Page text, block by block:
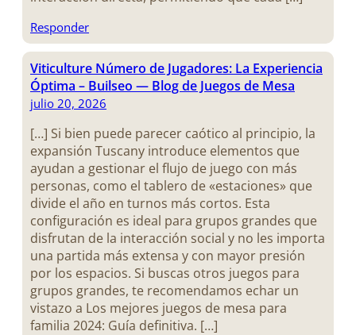
Responder
Viticulture Número de Jugadores: La Experiencia
Óptima – Builseo — Blog de Juegos de Mesa
julio 20, 2026
[…] Si bien puede parecer caótico al principio, la
expansión Tuscany introduce elementos que
ayudan a gestionar el flujo de juego con más
personas, como el tablero de «estaciones» que
divide el año en turnos más cortos. Esta
configuración es ideal para grupos grandes que
disfrutan de la interacción social y no les importa
una partida más extensa y con mayor presión
por los espacios. Si buscas otros juegos para
grupos grandes, te recomendamos echar un
vistazo a Los mejores juegos de mesa para
familia 2024: Guía definitiva. […]